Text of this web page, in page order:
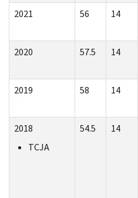
2021
56 14
2020
57.5 14
2019
58 14
2018
TCJA
54.5 14